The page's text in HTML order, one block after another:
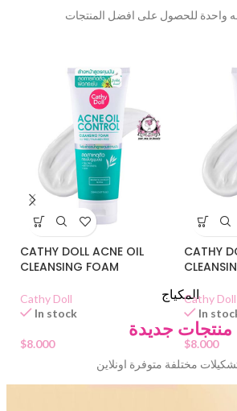
للحصول على افضل المنتجات
CATHY DOLL ACNE OIL
CLEANSING FOAM
Cathy Doll
In stock
$8.000
CATHY
Cathy Doll
In
$8.000
المكياج
منتجات جديدة
مختلفة متوفرة اونلاين